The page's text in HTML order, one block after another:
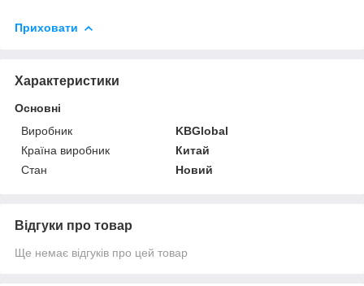
Приховати
Характеристики
Основні
Виробник
KBGlobal
Країна виробник
Китай
Стан
Новий
Відгуки про товар
Ще немає відгуків про цей товар